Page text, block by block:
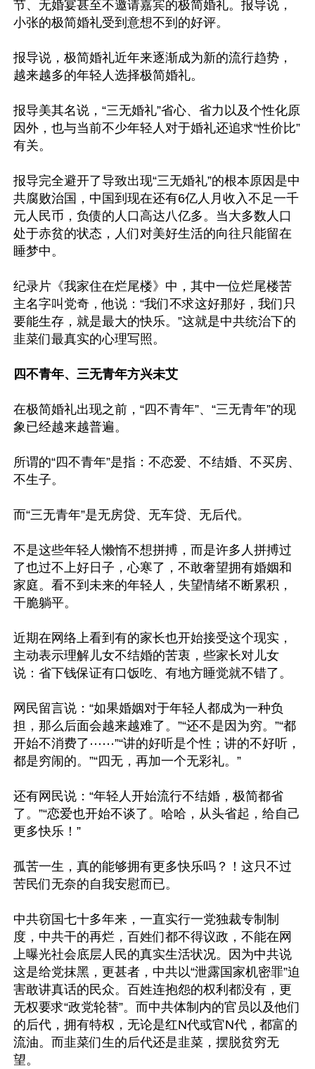
节、无婚宴甚至不邀请嘉宾的极简婚礼。报导说，
小张的极简婚礼受到意想不到的好评。
报导说，极简婚礼近年来逐渐成为新的流行趋势，
越来越多的年轻人选择极简婚礼。
报导美其名说，“三无婚礼”省心、省力以及个性化原
因外，也与当前不少年轻人对于婚礼还追求“性价比”
有关。
报导完全避开了导致出现“三无婚礼”的根本原因是中
共腐败治国，中国到现在还有6亿人月收入不足一千
元人民币，负债的人口高达八亿多。当大多数人口
处于赤贫的状态，人们对美好生活的向往只能留在
睡梦中。
纪录片《我家住在烂尾楼》中，其中一位烂尾楼苦
主名字叫党奇，他说：“我们不求这好那好，我们只
要能生存，就是最大的快乐。”这就是中共统治下的
韭菜们最真实的心理写照。
四不青年、三无青年方兴未艾
在极简婚礼出现之前，“四不青年”、“三无青年”的现
象已经越来越普遍。
所谓的“四不青年”是指：不恋爱、不结婚、不买房、
不生子。
而“三无青年”是无房贷、无车贷、无后代。
不是这些年轻人懒惰不想拼搏，而是许多人拼搏过
了也过不上好日子，心寒了，不敢奢望拥有婚姻和
家庭。看不到未来的年轻人，失望情绪不断累积，
干脆躺平。
近期在网络上看到有的家长也开始接受这个现实，
主动表示理解儿女不结婚的苦衷，些家长对儿女
说：省下钱保证有口饭吃、有地方睡觉就不错了。
网民留言说：“如果婚姻对于年轻人都成为一种负
担，那么后面会越来越难了。”“还不是因为穷。”“都
开始不消费了⋯⋯”“讲的好听是个性；讲的不好听，
都是穷闹的。”“四无，再加一个无彩礼。”
还有网民说：“年轻人开始流行不结婚，极简都省
了。”“恋爱也开始不谈了。哈哈，从头省起，给自己
更多快乐！”
孤苦一生，真的能够拥有更多快乐吗？！这只不过
苦民们无奈的自我安慰而已。
中共窃国七十多年来，一直实行一党独裁专制制
度，中共干的再烂，百姓们都不得议政，不能在网
上曝光社会底层人民的真实生活状况。因为中共说
这是给党抹黑，更甚者，中共以“泄露国家机密罪”迫
害敢讲真话的民众。百姓连抱怨的权利都没有，更
无权要求“政党轮替”。而中共体制内的官员以及他们
的后代，拥有特权，无论是红N代或官N代，都富的
流油。而韭菜们生的后代还是韭菜，摆脱贫穷无
望。